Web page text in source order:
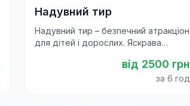
Надувний тир
Надувний тир – безпечний атракціон
для дітей і дорослих. Яскрава
від 2500 грн
за 6 год